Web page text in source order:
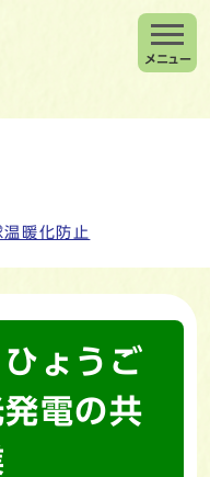
メニュー
温暖化防止
ひょうご
電の共